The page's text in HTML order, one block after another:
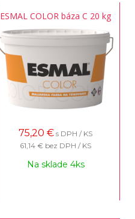
ESMAL COLOR báza C 20 kg
75,20 € s DPH / KS
61,14 € bez DPH / KS
Na sklade 4ks